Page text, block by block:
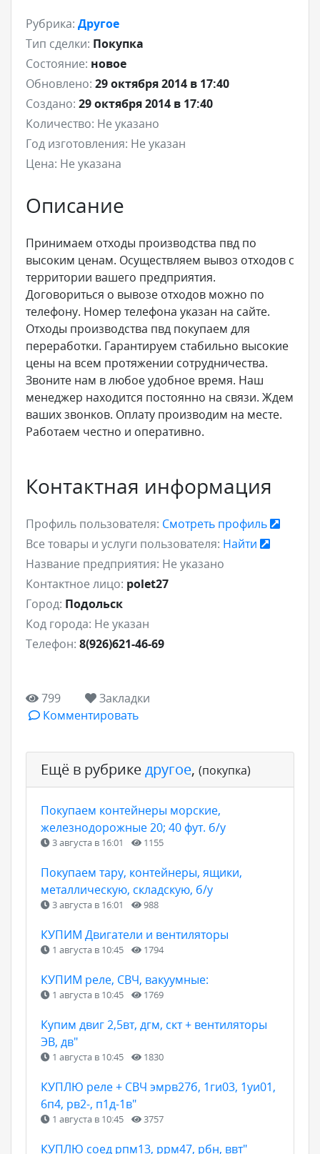
Рубрика: Другое
Тип сделки: Покупка
Состояние: новое
Обновлено: 29 октября 2014 в 17:40
Создано: 29 октября 2014 в 17:40
Количество: Не указано
Год изготовления: Не указан
Цена: Не указана
Описание
Принимаем отходы производства пвд по
высоким ценам. Осуществляем вывоз отходов с
территории вашего предприятия.
Договориться о вывозе отходов можно по
телефону. Номер телефона указан на сайте.
Отходы производства пвд покупаем для
переработки. Гарантируем стабильно высокие
цены на всем протяжении сотрудничества.
Звоните нам в любое удобное время. Наш
менеджер находится постоянно на связи. Ждем
ваших звонков. Оплату производим на месте.
Работаем честно и оперативно.
Контактная информация
Профиль пользователя: Смотреть профиль
Все товары и услуги пользователя: Найти
Название предприятия: Не указано
Контактное лицо: polet27
Город: Подольск
Код города: Не указан
Телефон: 8(926)621-46-69
799
Закладки
Комментировать
Ещё в рубрикедругое, (покупка)
Покупаем контейнеры морские,
железнодорожные 20; 40 фут. б/у
3 августа в 16:01 1155
Покупаем тару, контейнеры, ящики,
металлическую, складскую, б/у
3 августа в 16:01 988
КУПИМ Двигатели и вентиляторы
1 августа в 10:45 1794
КУПИМ реле, СВЧ, вакуумные:
1 августа в 10:45 1769
Купим двиг 2,5вт, дгм, скт + вентиляторы
ЭВ, дв"
1 августа в 10:45 1830
КУПЛЮ реле + СВЧ эмрв27б, 1ги03, 1уи01,
6п4, рв2-, п1д-1в"
1 августа в 10:45 3757
КУПЛЮ соед рпм13, ррм47, рбн, ввт"